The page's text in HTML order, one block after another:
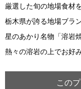
厳選した旬の地場食材
栃木県が誇る地場ブラ
星のあかり名物「溶岩
熱々の溶岩の上でお好
この